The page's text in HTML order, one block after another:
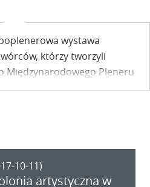
wystawa
którzy tworzyli
Międzynarodowego Pleneru
można w Galerii Grabskich
10-11)
artystyczna w